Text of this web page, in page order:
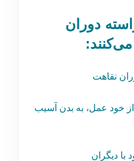
دوران
:
خود عمل، به بدن آسیب
با دیگران